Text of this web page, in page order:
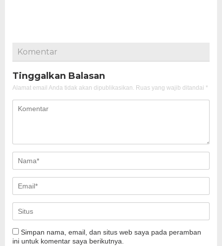
Komentar
Tinggalkan Balasan
Alamat email Anda tidak akan dipublikasikan. Ruas yang wajib ditandai *
Simpan nama, email, dan situs web saya pada peramban
ini untuk komentar saya berikutnya.